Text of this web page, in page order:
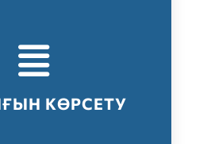
КӨРСЕТУ
барлық түрлері
көрсету